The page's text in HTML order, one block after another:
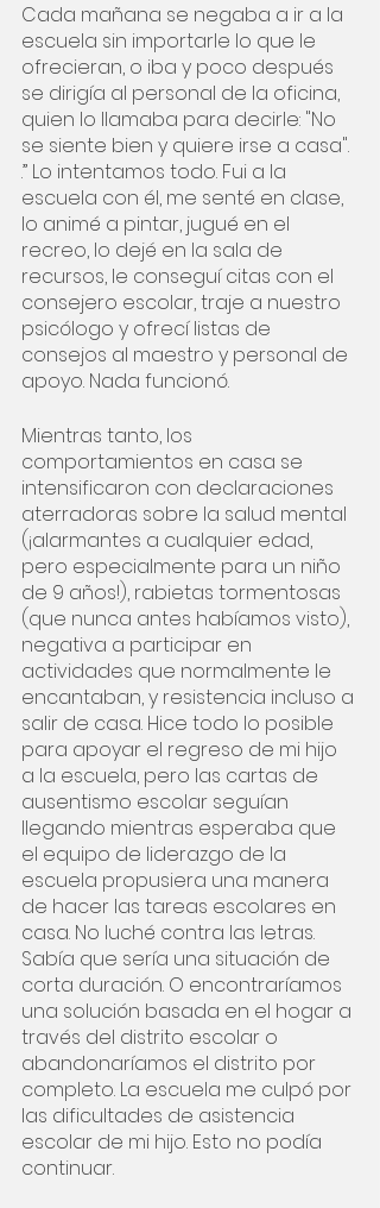
Cada mañana se negaba a ir a la
escuela sin importarle lo que le
ofrecieran, o iba y poco después
se dirigía al personal de la oficina,
quien lo llamaba para decirle: "No
se siente bien y quiere irse a casa".
.” Lo intentamos todo. Fui a la
escuela con él, me senté en clase,
lo animé a pintar, jugué en el
recreo, lo dejé en la sala de
recursos, le conseguí citas con el
consejero escolar, traje a nuestro
psicólogo y ofrecí listas de
consejos al maestro y personal de
apoyo. Nada funcionó.
Mientras tanto, los
comportamientos en casa se
intensificaron con declaraciones
aterradoras sobre la salud mental
(¡alarmantes a cualquier edad,
pero especialmente para un niño
de 9 años!), rabietas tormentosas
(que nunca antes habíamos visto),
negativa a participar en
actividades que normalmente le
encantaban, y resistencia incluso a
salir de casa. Hice todo lo posible
para apoyar el regreso de mi hijo
a la escuela, pero las cartas de
ausentismo escolar seguían
llegando mientras esperaba que
el equipo de liderazgo de la
escuela propusiera una manera
de hacer las tareas escolares en
casa. No luché contra las letras.
Sabía que sería una situación de
corta duración. O encontraríamos
una solución basada en el hogar a
través del distrito escolar o
abandonaríamos el distrito por
completo. La escuela me culpó por
las dificultades de asistencia
escolar de mi hijo. Esto no podía
continuar.